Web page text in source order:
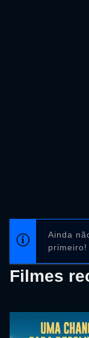
Ainda
primeiro!
Filmes